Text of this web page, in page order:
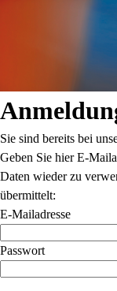
Sie sind bereits bei
Geben Sie hier E-
Daten wieder zu
übermittelt:
E-Mailadresse
Passwort